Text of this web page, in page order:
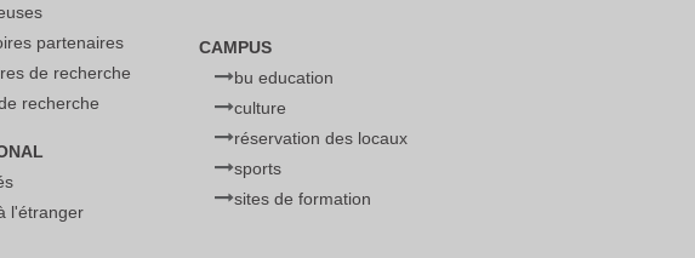
partenaires
de recherche
recherche
l'étranger
CAMPUS
bu education
culture
réservation des locaux
sports
sites de formation